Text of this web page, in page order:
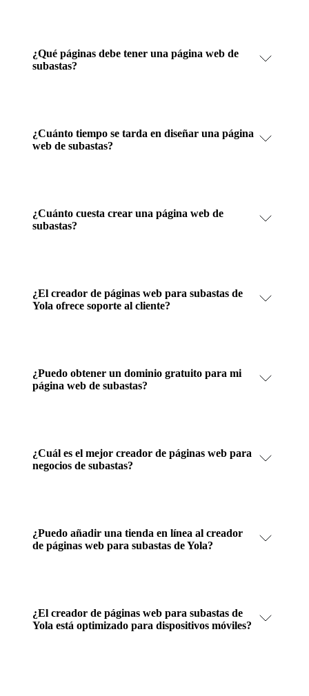
¿Qué páginas debe tener una página web de
subastas?
¿Cuánto tiempo se tarda en diseñar una página
web de subastas?
¿Cuánto cuesta crear una página web de
subastas?
¿El creador de páginas web para subastas de
Yola ofrece soporte al cliente?
¿Puedo obtener un dominio gratuito para mi
página web de subastas?
¿Cuál es el mejor creador de páginas web para
negocios de subastas?
¿Puedo añadir una tienda en línea al creador
de páginas web para subastas de Yola?
¿El creador de páginas web para subastas de
Yola está optimizado para dispositivos móviles?